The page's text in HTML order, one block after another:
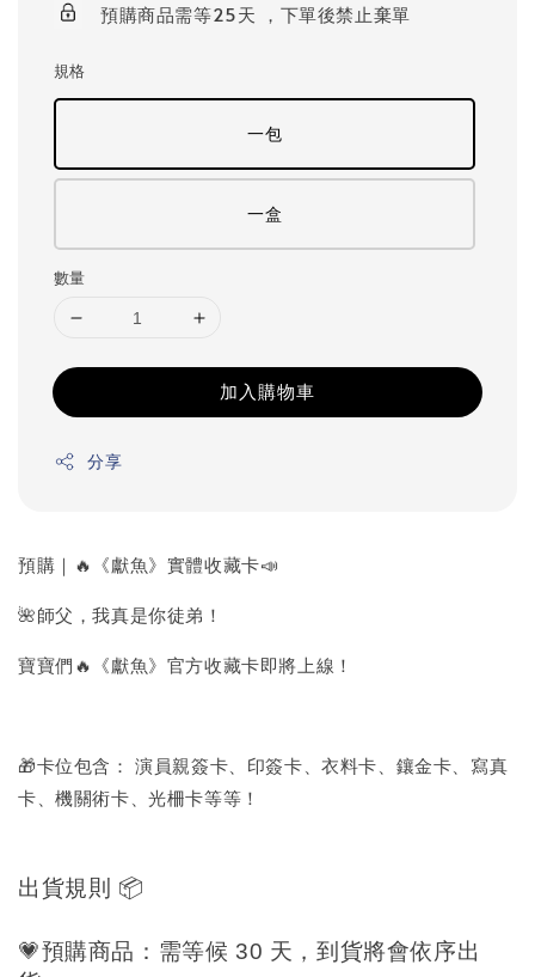
預購商品需等25天 ，下單後禁止棄單
規格
一包
一盒
數量
加入購物車
分享
預購｜🔥《獻魚》實體收藏卡📣
🌺師父，我真是你徒弟！
寶寶們🔥《獻魚》官方收藏卡即將上線！
🎁卡位包含： 演員親簽卡、印簽卡、衣料卡、鑲金卡、寫真
卡、機關術卡、光柵卡等等！
出貨規則 📦
💗預購商品：需等候 30 天 ，到貨將會依序出